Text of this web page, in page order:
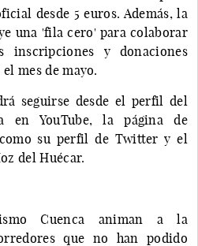
desde 5 euros. Además, la
una 'fila cero' para colaborar
inscripciones y donaciones
mes de mayo.
seguirse desde el perfil del
en YouTube, la página de
su perfil de Twitter y el
del Huécar.
Cuenca animan a la
que no han podido